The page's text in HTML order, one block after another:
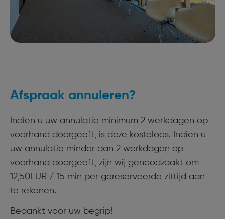
Afspraak annuleren?
Indien u uw annulatie minimum 2 werkdagen op
voorhand doorgeeft, is deze kosteloos. Indien u
uw annulatie minder dan 2 werkdagen op
voorhand doorgeeft, zijn wij genoodzaakt om
12,50EUR / 15 min per gereserveerde zittijd aan
te rekenen.
Bedankt voor uw begrip!